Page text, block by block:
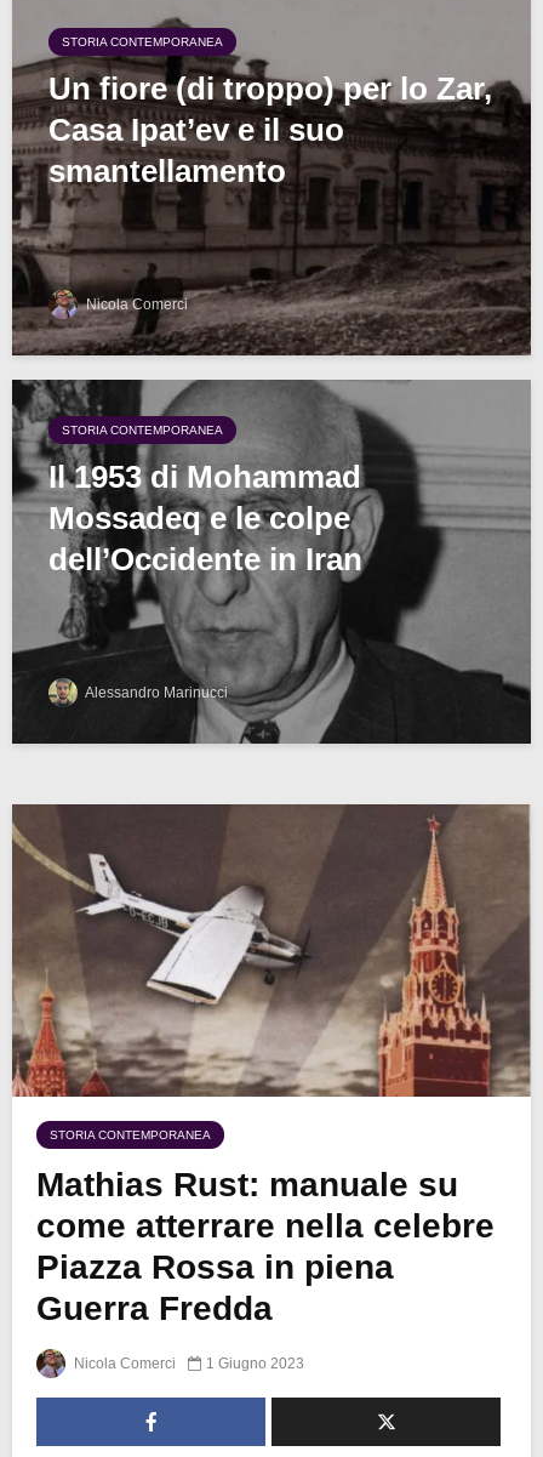
STORIA CONTEMPORANEA
Un fiore (di troppo) per lo Zar,
Casa Ipat’ev e il suo
smantellamento
Nicola Comerci
STORIA CONTEMPORANEA
Il 1953 di Mohammad
Mossadeq e le colpe
dell’Occidente in Iran
Alessandro Marinucci
STORIA CONTEMPORANEA
Mathias Rust: manuale su
come atterrare nella celebre
Piazza Rossa in piena
Guerra Fredda
Nicola Comerci 1 Giugno 2023